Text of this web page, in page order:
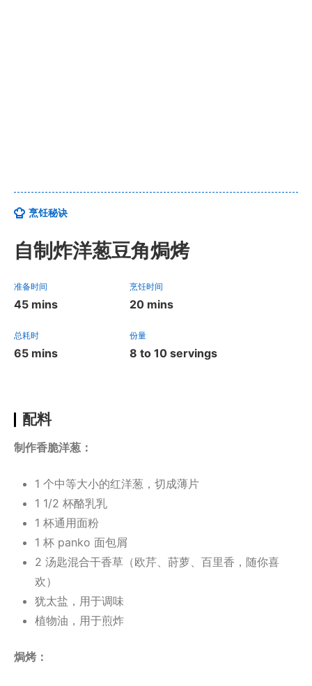
烹饪秘诀
自制炸洋葱豆角焗烤
准备时间
45 mins
烹饪时间
20 mins
总耗时
65 mins
份量
8 to 10 servings
配料
制作香脆洋葱：
1 个中等大小的红洋葱，切成薄片
1 1/2 杯酪乳乳
1 杯通用面粉
1 杯 panko 面包屑
2 汤匙混合干香草（欧芹、莳萝、百里香，随你喜
欢）
犹太盐，用于调味
植物油，用于煎炸
焗烤：